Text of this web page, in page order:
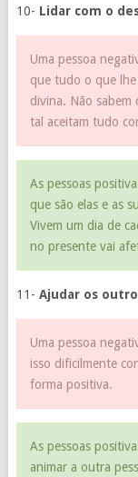
10- Lidar com o
Uma pessoa
que tudo o que
divina. Não sabem
tal aceitam tudo
As pessoas
que são elas e as
Vivem um dia de
no presente vai
11- Ajudar os
Uma pessoa
isso dificilmente
forma positiva.
As pessoas
animar a outra